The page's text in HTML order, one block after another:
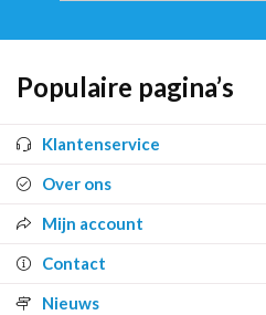
Populaire pagina’s
Klantenservice
Over ons
Mijn account
Contact
Nieuws